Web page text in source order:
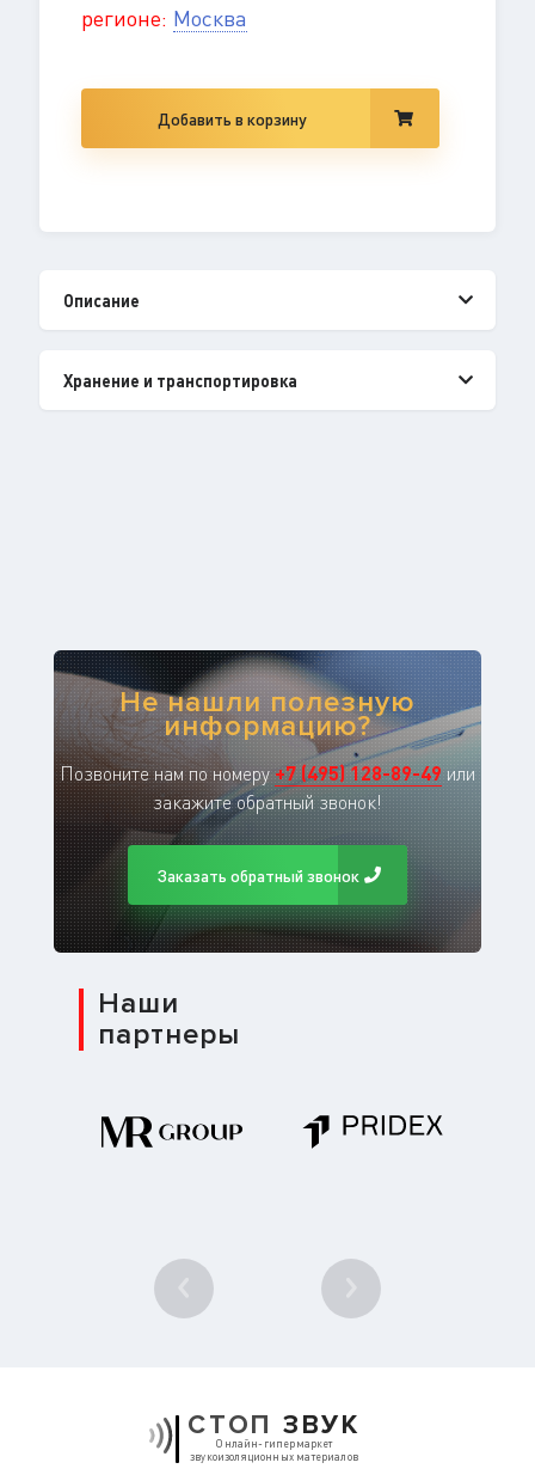
регионе: Москва
Добавить в корзину
Описание
Хранение и транспортировка
Не нашли полезную
информацию?
Позвоните нам по номеру+7(495)128-89-49 или
закажите обратный звонок!
Заказать обратный звонок
Наши
партнеры
1
СТОП ЗВУК
Онлайн-гипермаркет
звукоизоляционных материалов